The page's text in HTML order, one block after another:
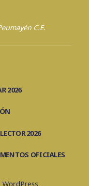
C.E.
2026
2026
OFICIALES
WordPress.